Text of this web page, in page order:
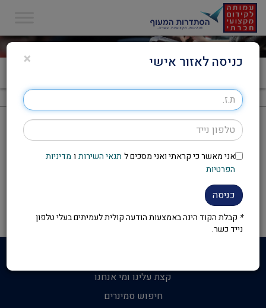
הצטרפות ל ZOOM WEBINER
עמוד זה זמין לצפייה עבור משתמשים
מחוברים בלבד
התחבר
קצת עלינו ומי אנחנו
חיפוש סמינרים
× כניסה לאזור אישי
אני מאשר כי קראתי ואני מסכים ל תנאי השירות ו מדיניות
הפרטיות
כניסה
* קבלת הקוד הינה באמצעות הודעה קולית לעמיתים בעלי טלפון
נייד כשר.